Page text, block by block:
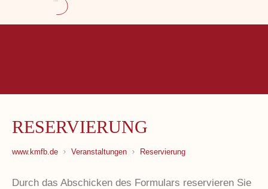
RESERVIERUNG
www.kmfb.de Veranstaltungen Reservierung
Durch das Abschicken des Formulars reservieren Sie